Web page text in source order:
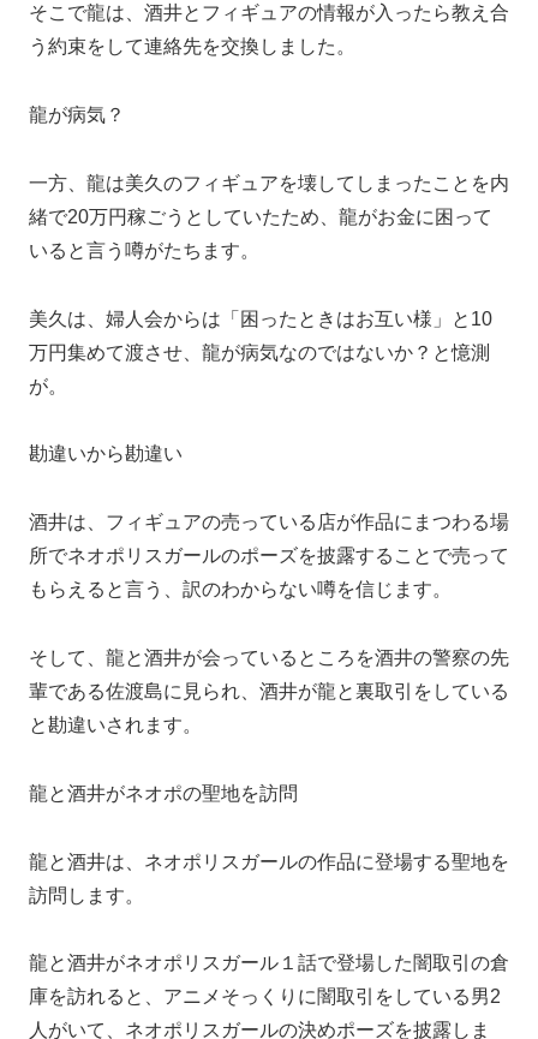
そこで龍は、酒井とフィギュアの情報が入ったら教え合
う約束をして連絡先を交換しました。
龍が病気？
一方、龍は美久のフィギュアを壊してしまったことを内
緒で20万円稼ごうとしていたため、龍がお金に困って
いると言う噂がたちます。
美久は、婦人会からは「困ったときはお互い様」と10
万円集めて渡させ、龍が病気なのではないか？と憶測
が。
勘違いから勘違い
酒井は、フィギュアの売っている店が作品にまつわる場
所でネオポリスガールのポーズを披露することで売って
もらえると言う、訳のわからない噂を信じます。
そして、龍と酒井が会っているところを酒井の警察の先
輩である佐渡島に見られ、酒井が龍と裏取引をしている
と勘違いされます。
龍と酒井がネオポの聖地を訪問
龍と酒井は、ネオポリスガールの作品に登場する聖地を
訪問します。
龍と酒井がネオポリスガール１話で登場した闇取引の倉
庫を訪れると、アニメそっくりに闇取引をしている男2
人がいて、ネオポリスガールの決めポーズを披露しま